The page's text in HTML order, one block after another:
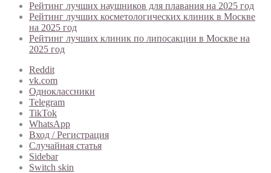
Рейтинг лучших наушников для плавания на 2025 год
Рейтинг лучших косметологических клиник в Москве
на 2025 год
Рейтинг лучших клиник по липосакции в Москве на
2025 год
Reddit
vk.com
Одноклассники
Telegram
TikTok
WhatsApp
Вход / Регистрация
Случайная статья
Sidebar
Switch skin